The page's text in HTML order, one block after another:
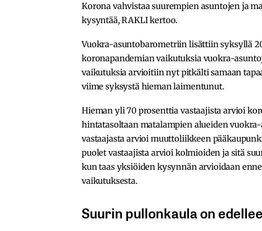
Korona vahvistaa suurempien asuntojen ja
kysyntää, RAKLI kertoo.
Vuokra-asuntobarometriin lisättiin syksyllä
koronapandemian vaikutuksia vuokra-
vaikutuksia arvioitiin nyt pitkälti samaan
viime syksystä hieman laimentunut.
Hieman yli 70 prosenttia vastaajista arvioi
hintatasoltaan matalampien alueiden
vastaajasta arvioi muuttoliikkeen
puolet vastaajista arvioi kolmioiden ja sitä
kun taas yksiöiden kysynnän arvioidaan
vaikutuksesta.
Suurin pullonkaula on